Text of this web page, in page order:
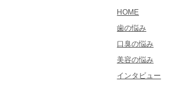
HOME
歯の悩み
口臭の悩み
美容の悩み
インタビュー